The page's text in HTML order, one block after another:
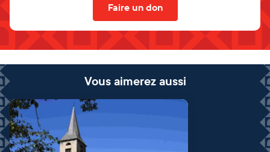
Faire un don
Vous aimerez aussi